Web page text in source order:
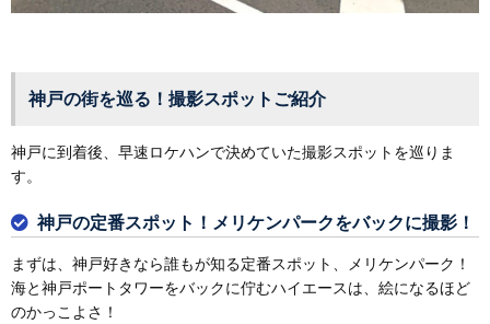
神戸の街を巡る！撮影スポットご紹介
神戸に到着後、早速ロケハンで決めていた撮影スポットを巡りま
す。
神戸の定番スポット！メリケンパークをバックに撮影！
まずは、神戸好きなら誰もが知る定番スポット、メリケンパーク！
海と神戸ポートタワーをバックに佇むハイエースは、絵になるほど
のかっこよさ！